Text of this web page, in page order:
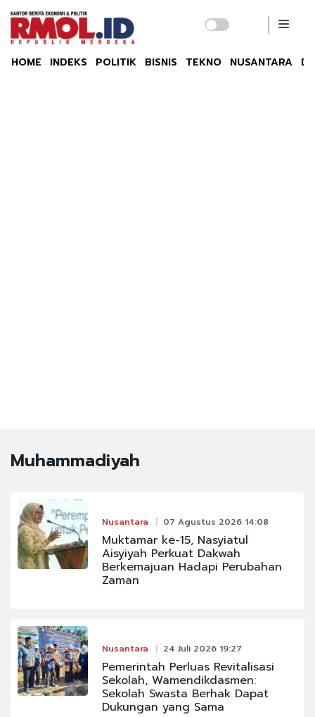
HOME INDEKS POLITIK BISNIS TEKNO NUSANTARA
Muhammadiyah
Nusantara 07 Agustus 2026 14:08
Muktamar ke-15, Nasyiatul
Aisyiyah Perkuat Dakwah
Berkemajuan Hadapi Perubahan
Zaman
Nusantara 24 Juli 2026 19:27
Pemerintah Perluas Revitalisasi
Sekolah, Wamendikdasmen:
Sekolah Swasta Berhak Dapat
Dukungan yang Sama